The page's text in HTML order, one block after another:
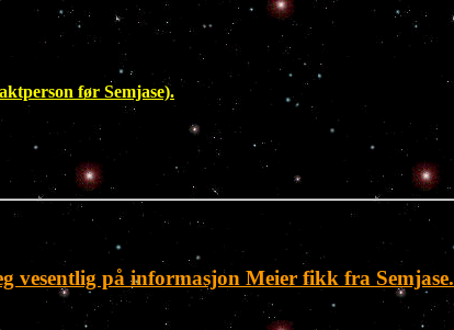
før Semjase).
vesentlig på informasjon Meier fikk fra Semjase.